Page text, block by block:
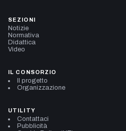
SEZIONI
Notizie
Normativa
Didattica
Video
IL CONSORZIO
Il progetto
Organizzazione
UTILITY
Contattaci
Pubblicità